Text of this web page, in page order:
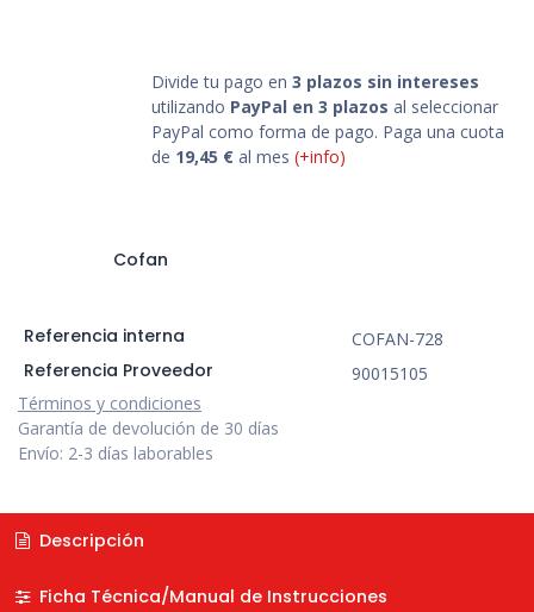
Divide tu pago en 3 plazos sin intereses
utilizando PayPal en 3 plazos al seleccionar
PayPal como forma de pago. Paga una cuota
de 19,45 € al mes (+info)
Cofan
Referencia interna COFAN-728
Referencia Proveedor
90015105
Términos y condiciones
Garantía de devolución de 30 días
Envío: 2-3 días laborables
Descripción
Ficha Técnica/Manual de Instrucciones